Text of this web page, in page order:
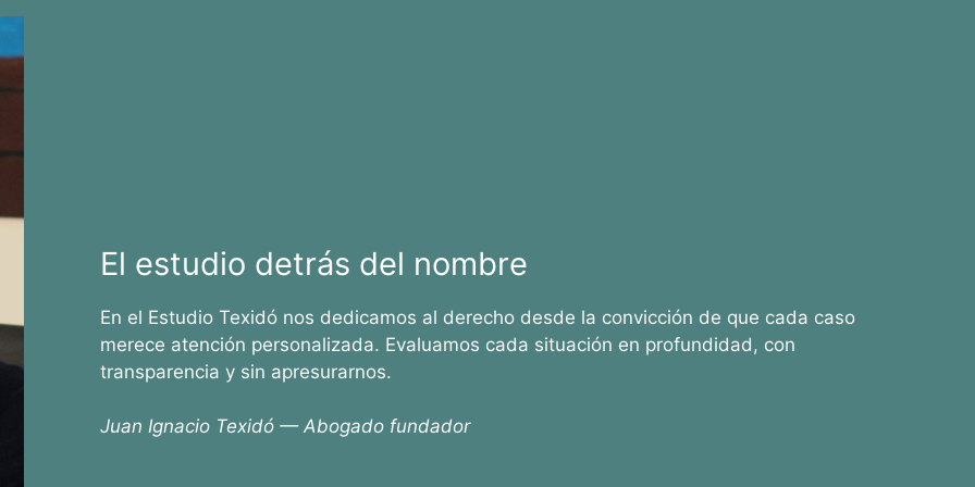
El estudio detrás del nombre
En el Estudio Texidó nos dedicamos al derecho desde la convicción de que cada caso
merece atención personalizada. Evaluamos cada situación en profundidad, con
transparencia y sin apresurarnos.
Juan Ignacio Texidó — Abogado fundador